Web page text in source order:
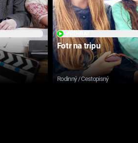
Fotr na tripu
Rodinný / Cestopisný